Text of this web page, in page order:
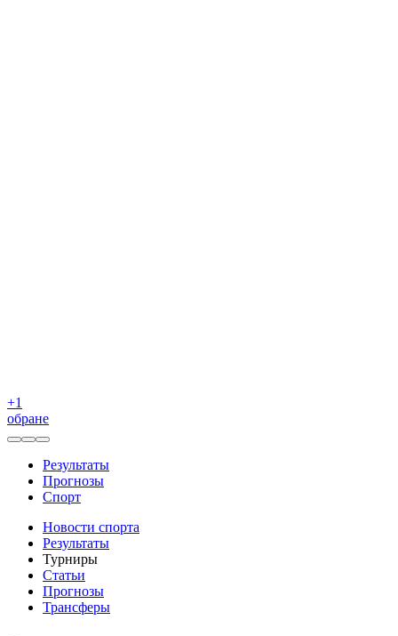
+1
обране
Результаты
Прогнозы
Спорт
Новости спорта
Результаты
Турниры
Статьи
Прогнозы
Трансферы